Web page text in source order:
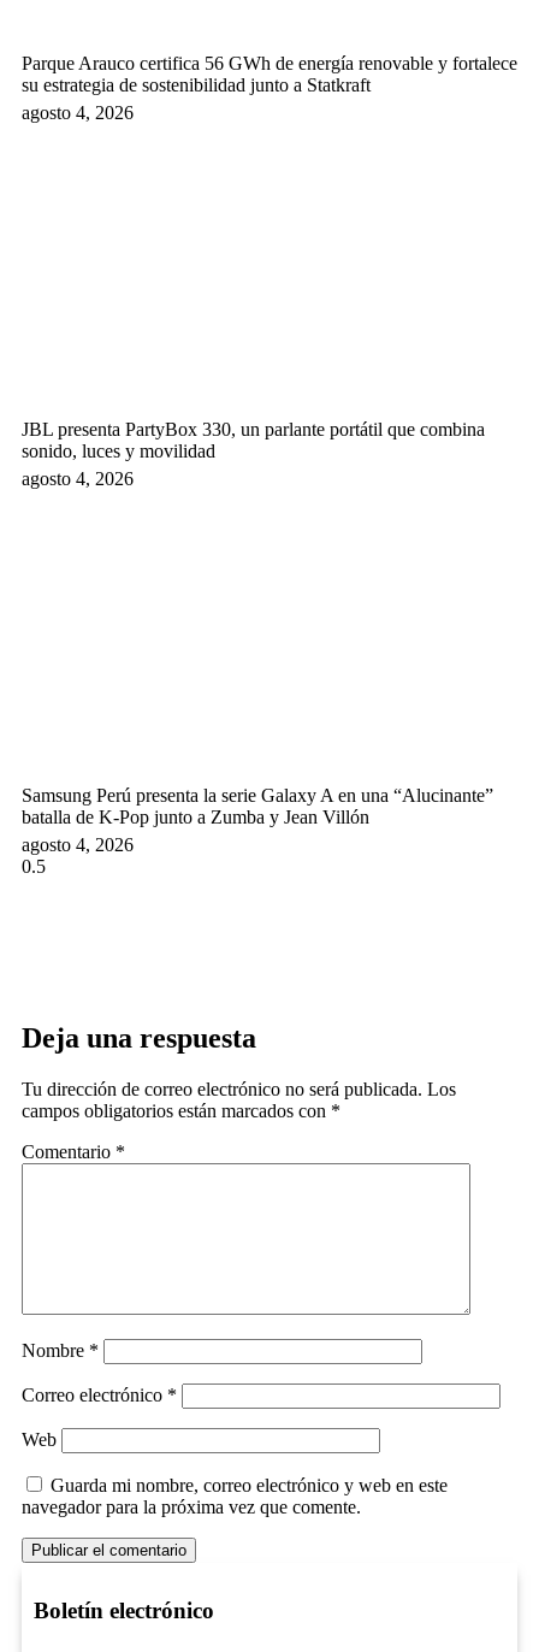
Parque Arauco certifica 56 GWh de energía renovable y fortalece
su estrategia de sostenibilidad junto a Statkraft
agosto 4, 2026
JBL presenta PartyBox 330, un parlante portátil que combina
sonido, luces y movilidad
agosto 4, 2026
Samsung Perú presenta la serie Galaxy A en una “Alucinante”
batalla de K-Pop junto a Zumba y Jean Villón
agosto 4, 2026
Deja una respuesta
Tu dirección de correo electrónico no será publicada. Los
campos obligatorios están marcados con *
Comentario *
Nombre *
Correo electrónico *
Web
Guarda mi nombre, correo electrónico y web en este
navegador para la próxima vez que comente.
Boletín electrónico